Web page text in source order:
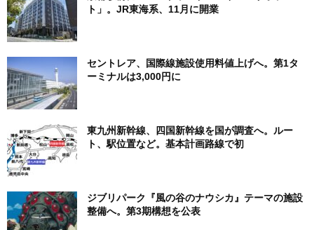
ト」。JR東海系、11月に開業
セントレア、国際線施設使用料値上げへ。第1タ
ーミナルは3,000円に
東九州新幹線、四国新幹線を国が調査へ。ルー
ト、駅位置など。基本計画路線で初
ジブリパーク『風の谷のナウシカ』テーマの施設
整備へ。第3期構想を公表